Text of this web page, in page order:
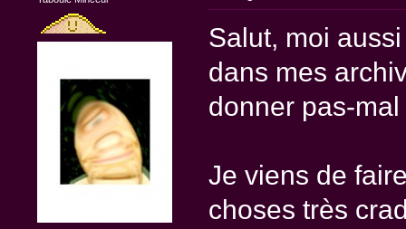
Salut, moi
dans mes
donner pas-
Je viens de
choses très